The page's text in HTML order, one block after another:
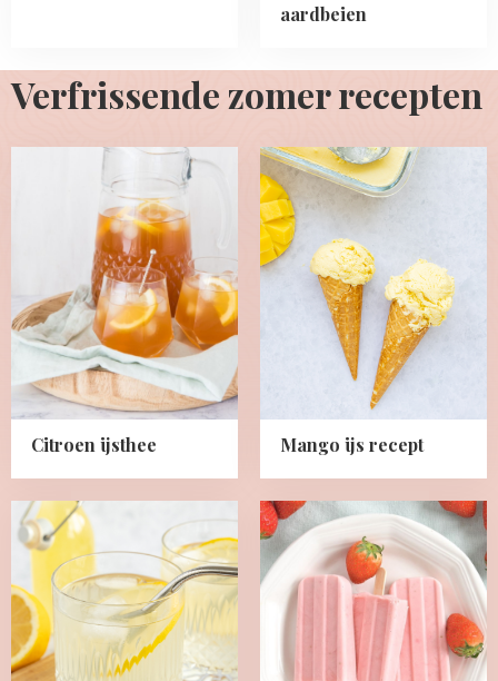
aardbeien
Verfrissende zomer recepten
Citroen ijsthee Mango ijs recept
Read
more
about
Mango
ijs
Read
more
about
Citroenlimonade
recept
Read
more
about
Aardbeien
cheesecake